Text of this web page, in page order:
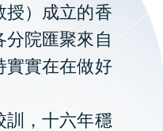
授）成立的香
分院匯聚來自
實實在在做好
訓，十六年穩